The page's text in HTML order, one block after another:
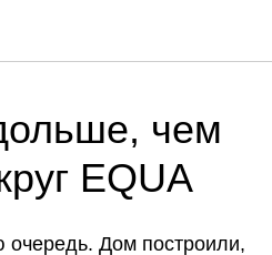
чем
EQUA
Дом построили,